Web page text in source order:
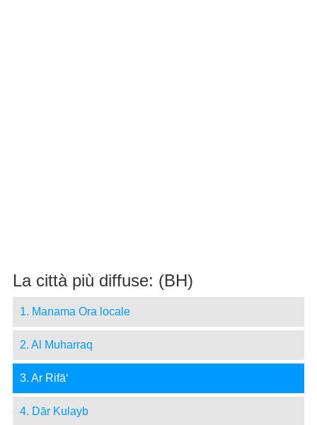
La città più diffuse: (BH)
1. Manama Ora locale
2. Al Muharraq
3. Ar Rifā‘
4. Dār Kulayb